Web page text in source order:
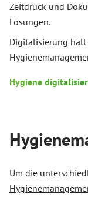
Zeitdruck und
Lösungen.
Digitalisierung
Hygiene
Um die